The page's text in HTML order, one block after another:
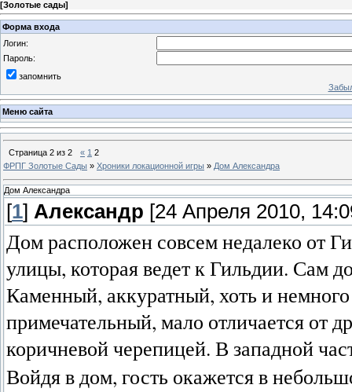
[Золотые сады]
Форма входа
Логин:
Пароль:
запомнить
Меню сайта
Страница 2 из 2 « 1 2
ФРПГ Золотые Сады » Хроники локационной игры » Дом Александра
Дом Александра
[1] Александр [24 Апреля 2010,
Дом расположен совсем недалеко от
улицы, которая ведет к Гильдии. Сам
Каменный, аккуратный, хоть и
примечательный, мало отличается от
коричневой черепицей. В западной
Войдя в дом, гость окажется в